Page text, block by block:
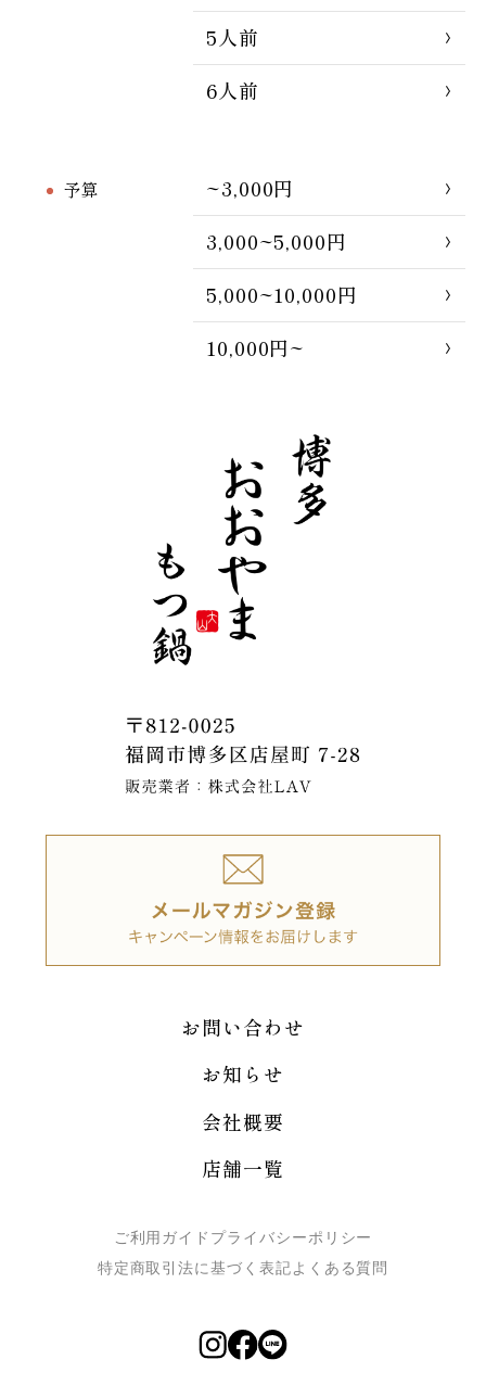
5人前
6人前
予算
~3,000円
3,000~5,000円
5,000~10,000円
10,000円~
お問い合わせ
お知らせ
会社概要
店舗一覧
ご利用ガイド プライバシーポリシー
特定商取引法に基づく表記よくある質問